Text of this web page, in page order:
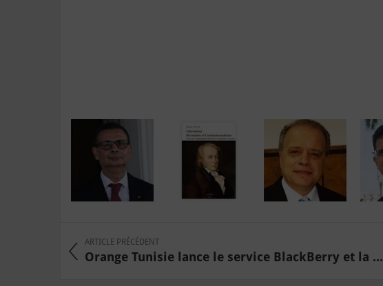
ARTICLE PRÉCÉDENT
Orange Tunisie lance le service BlackBerry et la ...